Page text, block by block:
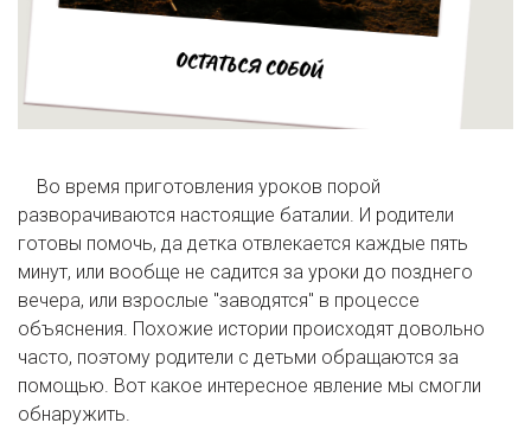
Во время приготовления уроков порой
разворачиваются настоящие баталии. И родители
готовы помочь, да детка отвлекается каждые пять
минут, или вообще не садится за уроки до позднего
вечера, или взрослые "заводятся" в процессе
объяснения. Похожие истории происходят довольно
часто, поэтому родители с детьми обращаются за
помощью. Вот какое интересное явление мы смогли
обнаружить.